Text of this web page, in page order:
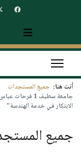
أنت هنا: جميع المستجدات
جامعة سطيف 1
الابتكار في خدمة الهندسة"
جميع